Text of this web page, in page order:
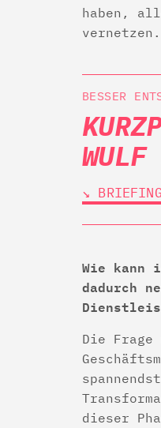
haben,
vernetzen.
BESSER
WULF
↘︎
Wie kann
dadurch
Die Frage
dieser